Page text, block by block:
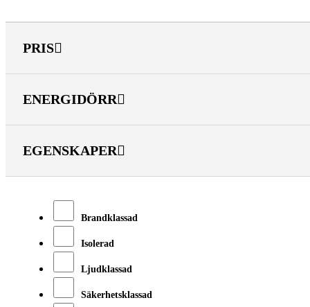
PRIS
ENERGIDÖRR
EGENSKAPER
Brandklassad
Isolerad
Ljudklassad
Säkerhetsklassad